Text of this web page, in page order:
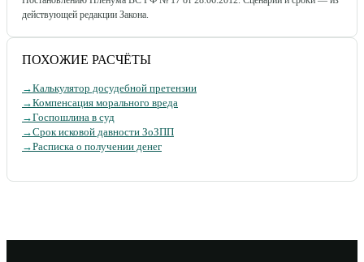
действующей редакции Закона.
ПОХОЖИЕ РАСЧЁТЫ
→Калькулятор досудебной претензии
→Компенсация морального вреда
→Госпошлина в суд
→Срок исковой давности ЗоЗПП
→Расписка о получении денег